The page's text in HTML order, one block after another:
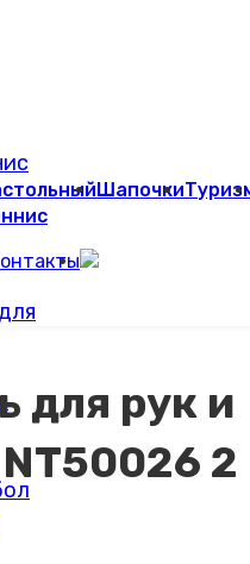
Шапочки
для рук и
2